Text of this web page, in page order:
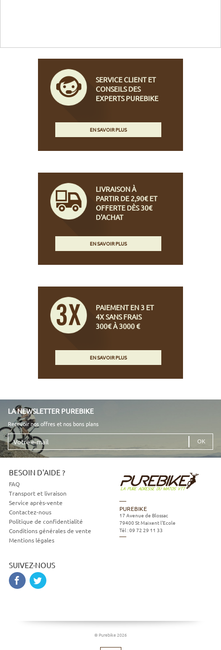
SERVICE CLIENT ET
CONSEILS DES
EXPERTS PUREBIKE
EN SAVOIR PLUS
LIVRAISON À
PARTIR DE 2,90€ ET
OFFERTE DÈS 30€
D'ACHAT
EN SAVOIR PLUS
PAIEMENT EN 3 ET
4X SANS FRAIS
300€ À 3000 €
EN SAVOIR PLUS
LA NEWSLETTER PUREBIKE
Recevoir nos offres et nos bons plans
Votre
e-
mail
BESOIN D'AIDE ?
FAQ
Transport et livraison
Service après-vente
Contactez-nous
Politique de confidentialité
Conditions générales de vente
Mentions légales
SUIVEZ-NOUS
PUREBIKE
17 Avenue de Blossac
79400 St Maixent l'Ecole
Tél :09 72 29 11 33
© Purebike 2026